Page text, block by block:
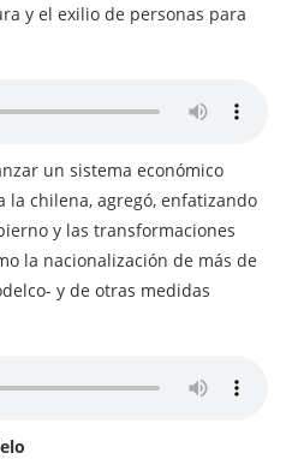
y el exilio de personas para
un sistema económico
la chilena, agregó, enfatizando
y las transformaciones
la nacionalización de más de
y de otras medidas